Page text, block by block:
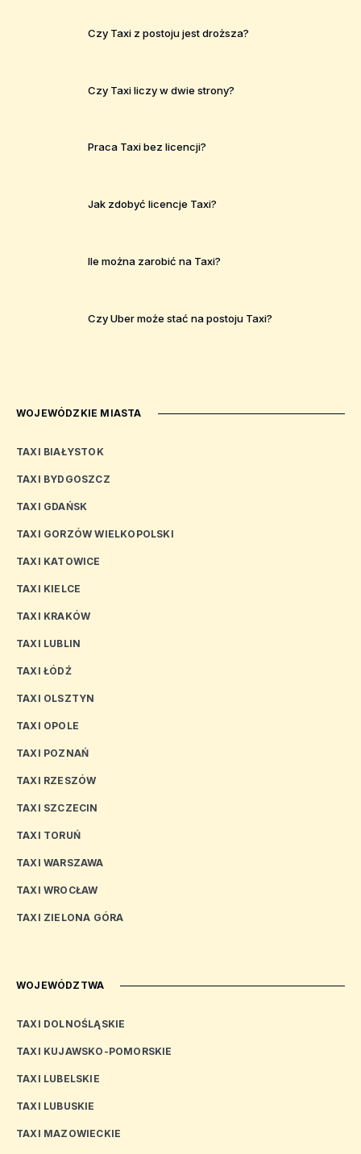
Czy Taxi z postoju jest droższa?
Czy Taxi liczy w dwie strony?
Praca Taxi bez licencji?
Jak zdobyć licencje Taxi?
Ile można zarobić na Taxi?
Czy Uber może stać na postoju Taxi?
WOJEWÓDZKIE MIASTA
TAXI BIAŁYSTOK
TAXI BYDGOSZCZ
TAXI GDAŃSK
TAXI GORZÓW WIELKOPOLSKI
TAXI KATOWICE
TAXI KIELCE
TAXI KRAKÓW
TAXI LUBLIN
TAXI ŁÓDŹ
TAXI OLSZTYN
TAXI OPOLE
TAXI POZNAŃ
TAXI RZESZÓW
TAXI SZCZECIN
TAXI TORUŃ
TAXI WARSZAWA
TAXI WROCŁAW
TAXI ZIELONA GÓRA
WOJEWÓDZTWA
TAXI DOLNOŚLĄSKIE
TAXI KUJAWSKO-POMORSKIE
TAXI LUBELSKIE
TAXI LUBUSKIE
TAXI MAZOWIECKIE